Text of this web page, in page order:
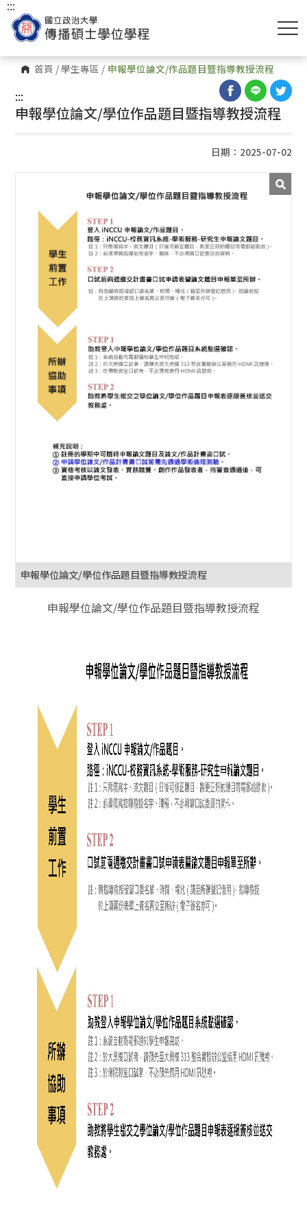
首頁 /學生專區 / 申報學位論文/作品題目暨指導教授流程
:::
:::
申報學位論文/學位作品題目暨指導教授流程
日期：2025-07-02
申報學位論文/學位作品題目暨指導教授流程
申報學位論文/學位作品題目暨指導教授流程